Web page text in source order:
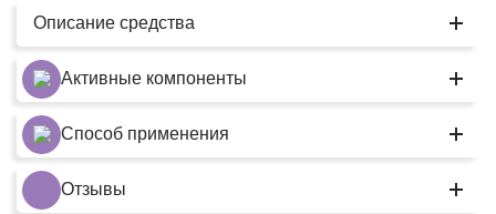
Описание средства
Активные компоненты
Способ применения
Отзывы